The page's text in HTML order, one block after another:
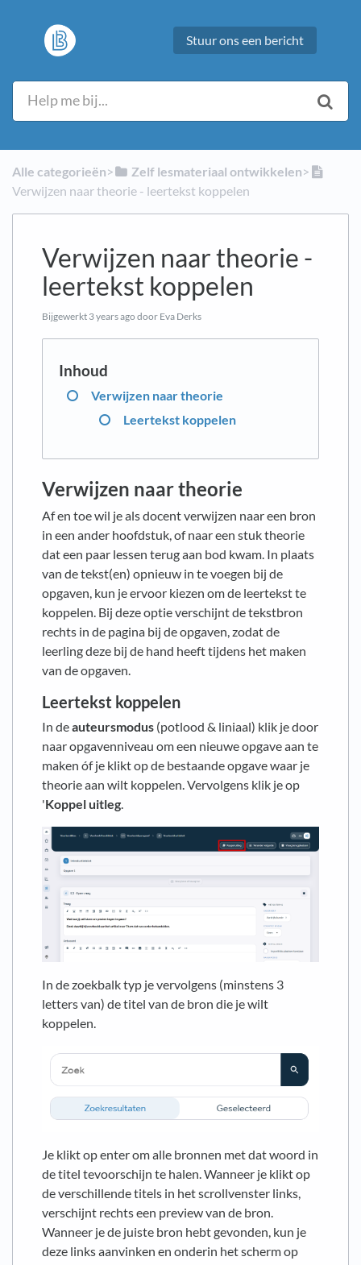
Stuur ons een bericht
Alle categorieën​>​ ​Zelf lesmateriaal ontwikkelen​>​
Verwijzen naar theorie - leertekst koppelen
Verwijzen naar theorie -
leertekst koppelen
Bijgewerkt 3 years ago door Eva Derks
Verwijzen naar theorie
Leertekst koppelen
Verwijzen naar theorie
Af en toe wil je als docent verwijzen naar een bron
in een ander hoofdstuk, of naar een stuk theorie
dat een paar lessen terug aan bod kwam. In plaats
van de tekst(en) opnieuw in te voegen bij de
opgaven, kun je ervoor kiezen om de leertekst te
koppelen. Bij deze optie verschijnt de tekstbron
rechts in de pagina bij de opgaven, zodat de
leerling deze bij de hand heeft tijdens het maken
van de opgaven.
Leertekst koppelen
In deauteursmodus (potlood & liniaal) klik je door
naar opgavenniveau om een nieuwe opgave aan te
maken óf je klikt op de bestaande opgave waar je
theorie aan wilt koppelen. Vervolgens klik je op
'Koppel uitleg.
In de zoekbalk typ je vervolgens (minstens 3
letters van) de titel van de bron die je wilt
koppelen.
Je klikt op enter om alle bronnen met dat woord in
de titel tevoorschijn te halen. Wanneer je klikt op
de verschillende titels in het scrollvenster links,
verschijnt rechts een preview van de bron.
Wanneer je de juiste bron hebt gevonden, kun je
deze links aanvinken en onderin het scherm op